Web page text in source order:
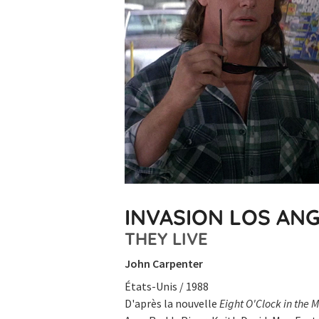
INVASION LOS
THEY LIVE
John Carpenter
États-Unis / 1988
D'après la nouvelle Eight O'Clock in the